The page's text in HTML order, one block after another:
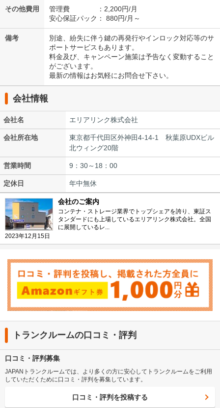
その他費用
管理費 ：2,200円/月
安心保証パック： 880円/月～
備考
別途、紛失に伴う鍵の再発行やインロック対応等のサ
ポートサービスもあります。
料金及び、キャンペーン施策は予告なく変動すること
がございます。
最新の情報はお気軽にお問合せ下さい。
会社情報
会社名 エリアリンク株式会社
会社所在地
東京都千代田区外神田4-14-1 秋葉原UDXビル
北ウィング20階
営業時間 9：30～18：00
定休日 年中無休
2023年12月15日
会社のご案内
コンテナ・ストレージ業界でトップシェアを誇り、東証ス
タンダードにも上場しているエリアリンク株式会社。全国
に展開しているレ...
トランクルームの口コミ・評判
口コミ・評判募集
JAPANトランクルームでは、より多くの方に安心してトランクルームをご利用
していただくために口コミ・評判を募集しています。
口コミ・評判を投稿する